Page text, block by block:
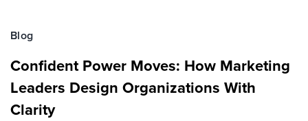
Blog
Confident Power Moves: How Marketing
Leaders Design Organizations With
Clarity